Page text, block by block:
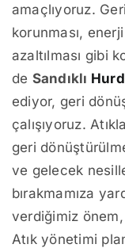
amaçlıyoruz.
korunması,
azaltılması gibi
de Sandıklı
ediyor, geri
çalışıyoruz.
geri
ve gelecek
bırakmamıza
verdiğimiz önem,
Atık yönetimi